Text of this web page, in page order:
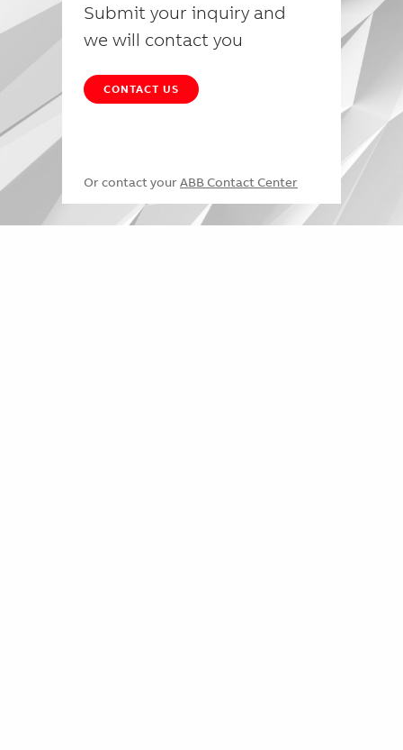
Submit your inquiry and
we will contact you
CONTACT US
Or contact your ABB Contact Center